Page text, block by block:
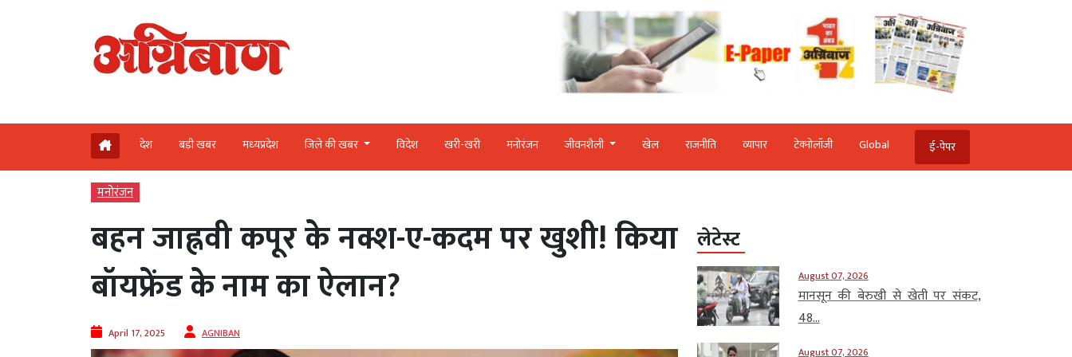
देश बड़ी खबर मध्‍यप्रदेश जिले की खबर विदेश खरी-खरी मनोरंजन जीवनशैली खेल राजनीति व्‍यापार टेक्‍नोलॉजी Global ई-पेपर
मनोरंजन
बहन जाह्नवी कपूर के नक्श-ए-कदम पर खुशी! किया
बॉयफ्रेंड के नाम का ऐलान?
April 17, 2025 AGNIBAN
लेटेस्ट
August 07, 2026
मानसून की बेरुखी से खेती पर संकट,
48...
August 07, 2026